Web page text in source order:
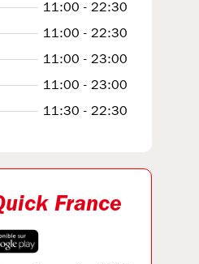
11:00 - 22:30
11:00 - 22:30
11:00 - 23:00
11:00 - 23:00
11:30 - 22:30
France